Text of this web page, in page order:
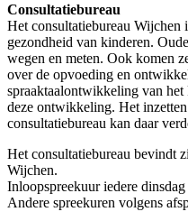
Consultatiebureau
Het consultatiebureau
gezondheid van kinderen.
wegen en meten. Ook komen
over de opvoeding en
spraaktaalontwikkeling van
deze ontwikkeling. Het
consultatiebureau kan daar
Het consultatiebureau bevindt
Wijchen.
Inloopspreekuur iedere
Andere spreekuren volgens